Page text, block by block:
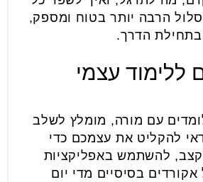
הרבה יותר בטוח ומספק,
הדרך.
ללימוד עצמי
עם מורה, מומלץ לשלב
להקליט את עצמכם כדי
להשתמש באפליקציות
אקורדים בסיסיים מדי יום